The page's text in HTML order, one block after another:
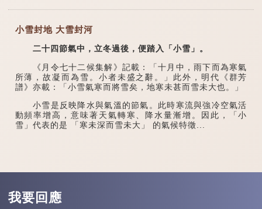
小雪封地 大雪封河
二十四節氣中，立冬過後，便踏入「小雪」。
《月令七十二候集解》記載：「十月中，雨下而為寒氣
所薄，故凝而為雪。小者未盛之辭。」此外，明代《群芳
譜》亦載：「小雪氣寒而將雪矣，地寒未甚而雪未大也。」
小雪是反映降水與氣溫的節氣。此時寒流與強冷空氣活
動頻率增高，意味著天氣轉寒、降水量漸增。因此，「小
雪」代表的是 「寒未深而雪未大」 的氣候特徵...
我要回應